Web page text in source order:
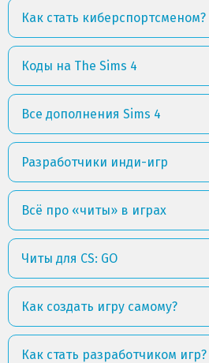
Как стать киберспортсменом?
Коды на The Sims 4
Все дополнения Sims 4
Разработчики инди-игр
Всё про «читы» в играх
Читы для CS: GO
Как создать игру самому?
Как стать разработчиком игр?